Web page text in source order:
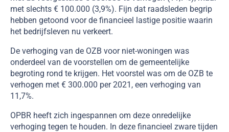
met slechts € 100.000 (3,9%). Fijn dat raadsleden begrip
hebben getoond voor de financieel lastige positie waarin
het bedrijfsleven nu verkeert.
De verhoging van de OZB voor niet-woningen was
onderdeel van de voorstellen om de gemeentelijke
begroting rond te krijgen. Het voorstel was om de OZB te
verhogen met € 300.000 per 2021, een verhoging van
11,7%.
OPBR heeft zich ingespannen om deze onredelijke
verhoging tegen te houden. In deze financieel zware tijden